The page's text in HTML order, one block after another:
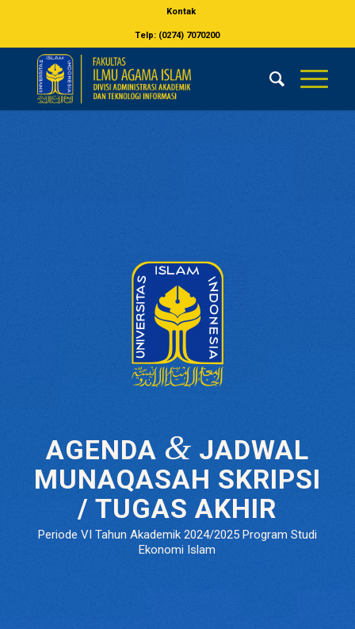
Kontak
Telp: (0274) 7070200
AGENDA & JADWAL
MUNAQASAH SKRIPSI
/ TUGAS AKHIR
Periode VI Tahun Akademik 2024/2025 Program Studi
Ekonomi Islam